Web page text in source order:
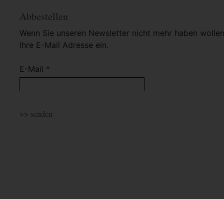
Abbestellen
Wenn Sie unseren Newsletter nicht mehr haben
Ihre E-Mail Adresse ein.
E-Mail *